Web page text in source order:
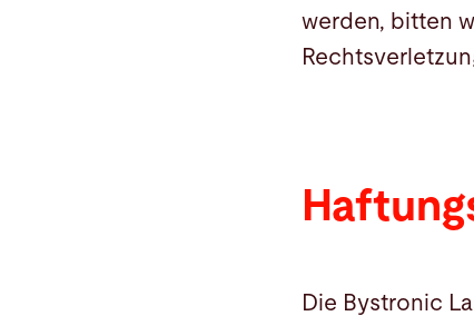
werden, bitten
Die Bystronic